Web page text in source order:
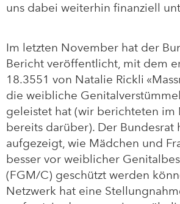
uns dabei weiterhin finanziell
Im letzten November hat der
Bericht veröffentlicht, mit dem
18.3551 von Natalie Rickli
die weibliche
geleistet hat (wir berichteten im
bereits darüber). Der Bundesrat
aufgezeigt, wie Mädchen und
besser vor weiblicher
(FGM/C) geschützt werden
Netzwerk hat eine